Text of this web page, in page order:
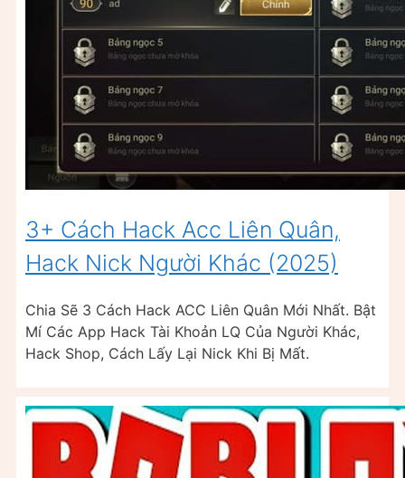
3+ Cách Hack Acc Liên Quân,
Hack Nick Người Khác (2025)
Chia Sẽ 3 Cách Hack ACC Liên Quân Mới Nhất. Bật
Mí Các App Hack Tài Khoản LQ Của Người Khác,
Hack Shop, Cách Lấy Lại Nick Khi Bị Mất.